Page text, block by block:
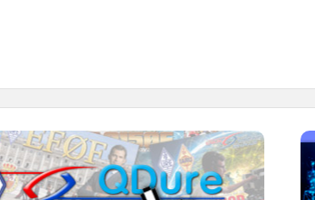
QDURE - https://qsl.ure.es